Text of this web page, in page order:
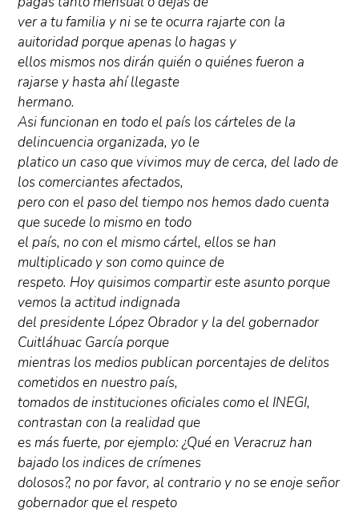
ver a tu familia y ni se te ocurra rajarte con la
auitoridad porque apenas lo hagas y
ellos mismos nos dirán quién o quiénes fueron a
rajarse y hasta ahí llegaste
hermano.
Asi funcionan en todo el país los cárteles de la
delincuencia organizada, yo le
platico un caso que vivimos muy de cerca, del lado de
los comerciantes afectados,
pero con el paso del tiempo nos hemos dado cuenta
que sucede lo mismo en todo
el país, no con el mismo cártel, ellos se han
multiplicado y son como quince de
respeto. Hoy quisimos compartir este asunto porque
vemos la actitud indignada
del presidente López Obrador y la del gobernador
Cuitláhuac García porque
mientras los medios publican porcentajes de delitos
cometidos en nuestro país,
tomados de instituciones oficiales como el INEGI,
contrastan con la realidad que
es más fuerte, por ejemplo: ¿Qué en Veracruz han
bajado los indices de crímenes
dolosos?, no por favor, al contrario y no se enoje señor
gobernador que el respeto